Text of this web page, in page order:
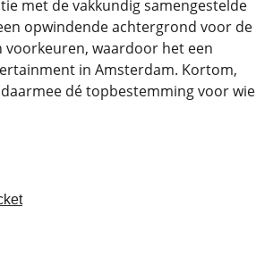
met de vakkundig samengestelde
opwindende achtergrond voor de
voorkeuren, waardoor het een
in Amsterdam. Kortom,
dé topbestemming voor wie